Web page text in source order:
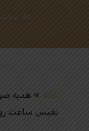
By ال
خانه »
نفیس ساعت